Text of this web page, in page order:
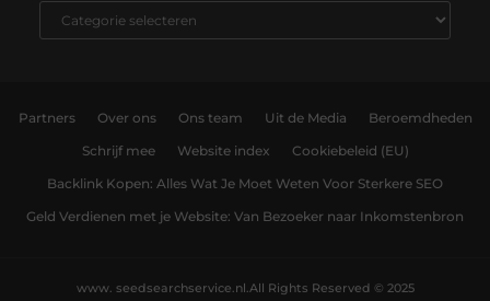
Partners Over ons Ons team Uit de Media Beroemdheden
Schrijf mee Website index Cookiebeleid (EU)
Backlink Kopen: Alles Wat Je Moet Weten Voor Sterkere SEO
Geld Verdienen met je Website: Van Bezoeker naar Inkomstenbron
All Rights Reserved © 2025
www. seedsearchservice.nl.